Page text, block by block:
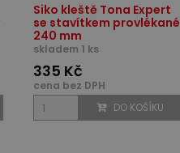
Siko kleště Tona Expert
se stavítkem provlékané
240 mm
skladem 1 ks
335 Kč
cena bez DPH
DO KOŠÍKU